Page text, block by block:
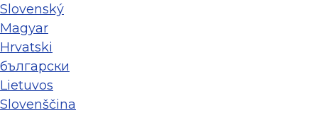
Slovenský
Magyar
Hrvatski
български
Lietuvos
Slovenščina